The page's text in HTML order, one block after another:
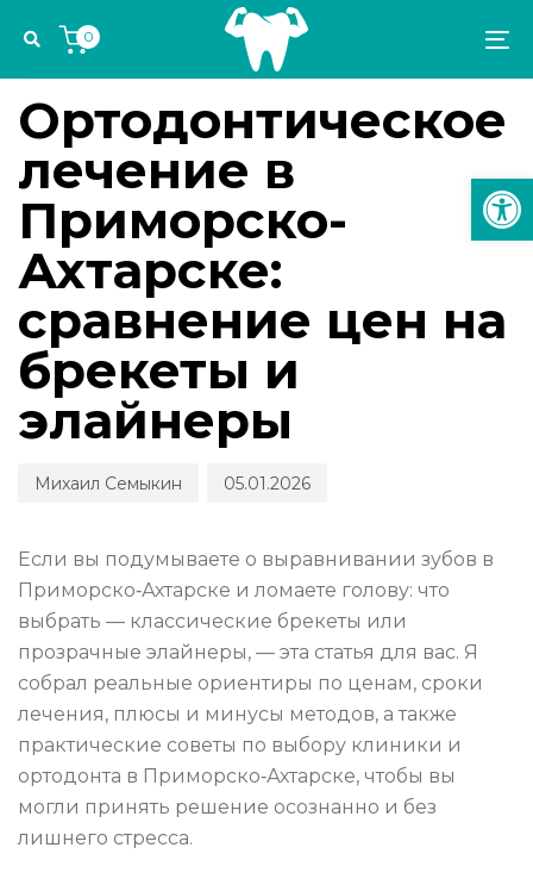
links
navigation
Skip
content
0
IN:
ЭСТЕТИКА И ОРТОДОНТИЯ
Ортодонтическое
лечение в
Приморско-
Ахтарске:
сравнение цен на
брекеты и
элайнеры
Михаил Семыкин
on:
05.01.2026
Если вы подумываете о выравнивании зубов в
Приморско‑Ахтарске и ломаете голову: что
выбрать — классические брекеты или
прозрачные элайнеры, — эта статья для вас. Я
собрал реальные ориентиры по ценам, сроки
лечения, плюсы и минусы методов, а также
практические советы по выбору клиники и
ортодонта в Приморско‑Ахтарске, чтобы вы
могли принять решение осознанно и без
лишнего стресса.